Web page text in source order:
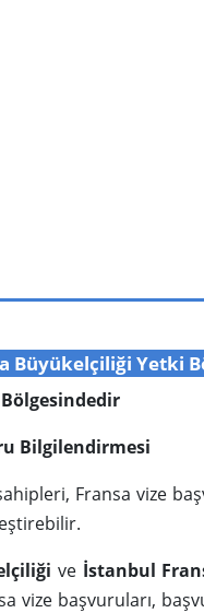
Büyükelçiliği Yetki
Bilgilendirmesi
Fransa vize
ve İstanbul
vize başvuruları,